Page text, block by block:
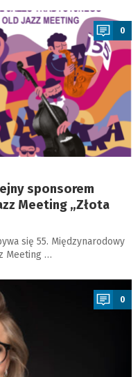
0
sponsorem
Meeting „Złota
się 55. Międzynarodowy
Meeting …
0